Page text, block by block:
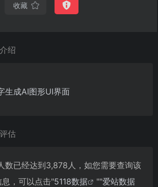
收藏
绍
生成AI图形UI界面
估
数已经达到3,878人，如您需要查询该
，可以点击"5118数据 ""爱站数据